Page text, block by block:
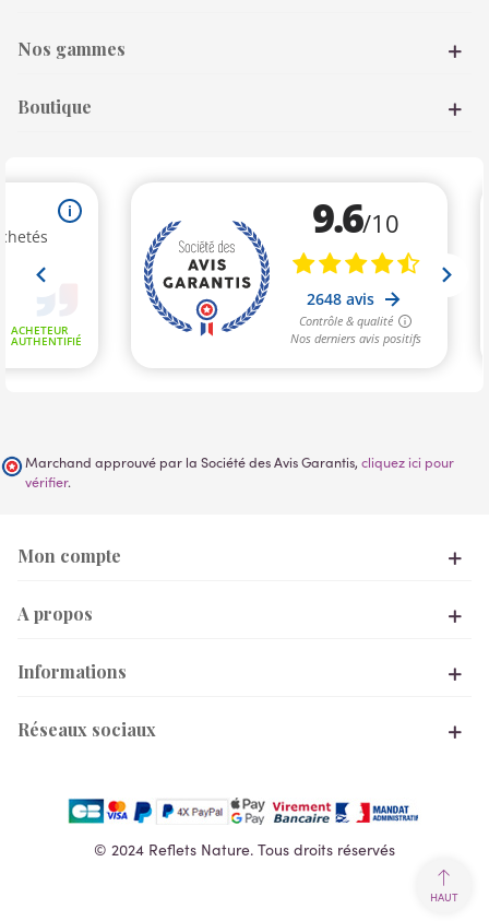
Nos gammes
Boutique
Marchand approuvé par la Société des Avis Garantis, cliquez ici pour
vérifier.
Mon compte
A propos
Informations
Réseaux sociaux
© 2024 Reflets Nature. Tous droits réservés
HAUT